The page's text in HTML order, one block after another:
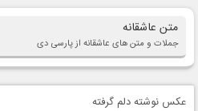
متن عاشقانه
جملات و متن های عاشقانه از پارسی دی
عکس نوشته دلم گرفته